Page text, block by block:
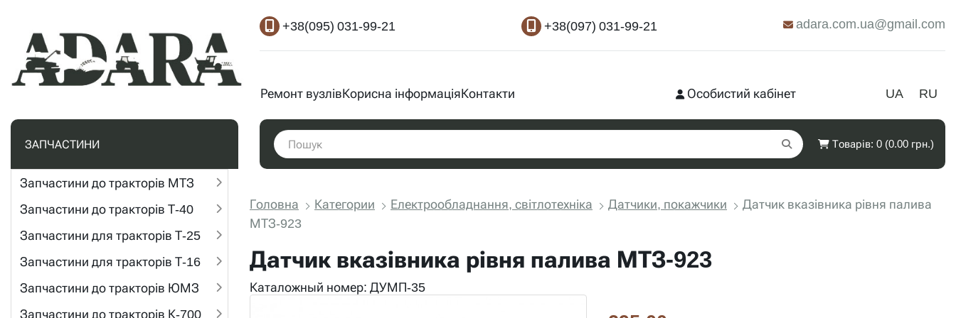
+38(095) 031-99-21 +38(097) 031-99-21 adara.com.ua@gmail.com
Ремонт вузлівКорисна інформаціяКонтакти UA RU
Особистий кабінет
ЗАПЧАСТИНИ Товарів: 0 (0.00 грн.)
Запчастини до тракторів МТЗ
Запчастини до тракторів Т-40
Запчастини для тракторів Т-25
Запчастини для тракторів Т-16
Запчастини до тракторів ЮМЗ
Запчастини до тракторів К-700
Головна Категории Електрообладнання, світлотехніка Датчики, покажчики
Датчик вказівника рівня палива
МТЗ-923
Датчик вказівника рівня палива МТЗ-923
Каталожный номер: ДУМП-35